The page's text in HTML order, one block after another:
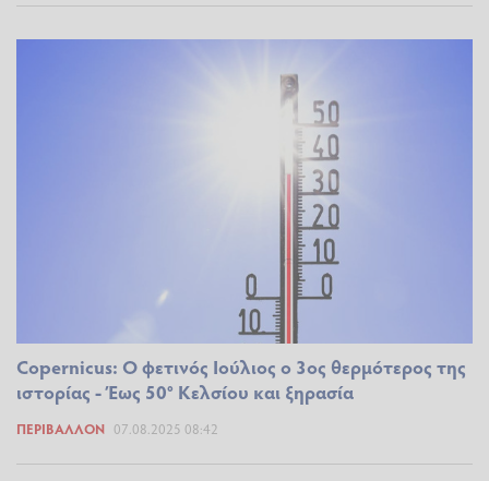
Copernicus: Ο φετινός Ιούλιος ο 3ος θερμότερος της
ιστορίας - Έως 50° Κελσίου και ξηρασία
ΠΕΡΙΒΆΛΛΟΝ 07.08.2025 08:42